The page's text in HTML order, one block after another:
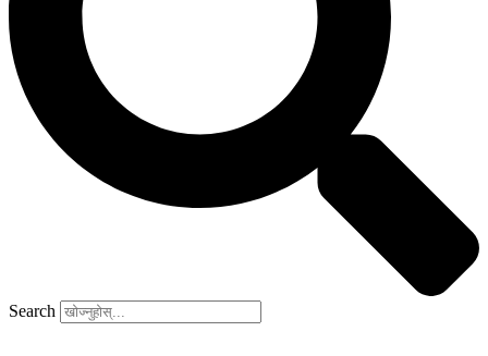
Search